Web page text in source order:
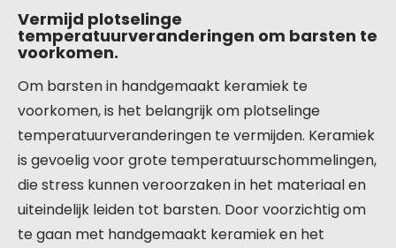
Vermijd plotselinge
temperatuurveranderingen om barsten te
voorkomen.
Om barsten in handgemaakt keramiek te
voorkomen, is het belangrijk om plotselinge
temperatuurveranderingen te vermijden. Keramiek
is gevoelig voor grote temperatuurschommelingen,
die stress kunnen veroorzaken in het materiaal en
uiteindelijk leiden tot barsten. Door voorzichtig om
te gaan met handgemaakt keramiek en het